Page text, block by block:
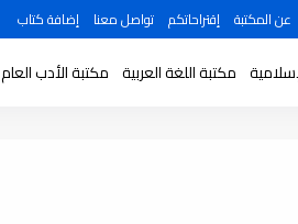
عن المكتبة إقتراحاتكم تواصل معنا إضافة كتاب
مكتبة اللغة العربية مكتبة الأدب العام